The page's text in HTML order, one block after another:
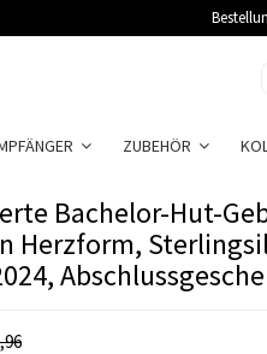
ZUBEHÖR
Bachelor-Hut-
Herzform,